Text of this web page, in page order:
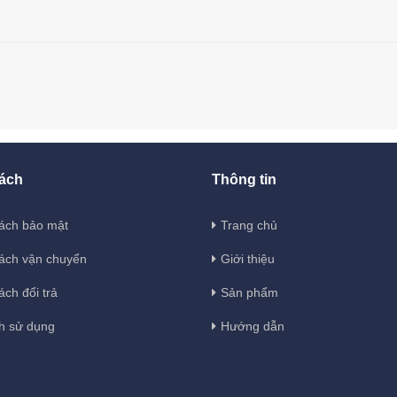
bảo mật
vận chuyển
đổi trả
sử dụng
Thông tin
Trang chủ
Giới thiệu
Sản phẩm
Hướng dẫn